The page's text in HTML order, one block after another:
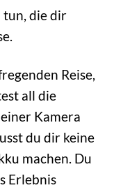
tun, die dir
Reise,
all die
Kamera
du dir keine
machen. Du
Erlebnis